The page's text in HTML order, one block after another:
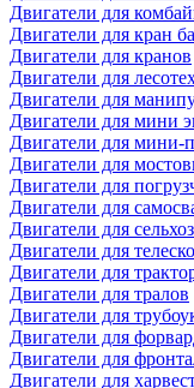
Двигатели для
Двигатели для кран
Двигатели для кранов
Двигатели для
Двигатели для
Двигатели для мини
Двигатели для мини-
Двигатели для
Двигатели для
Двигатели для
Двигатели для
Двигатели для
Двигатели для
Двигатели для тралов
Двигатели для
Двигатели для
Двигатели для
Двигатели для